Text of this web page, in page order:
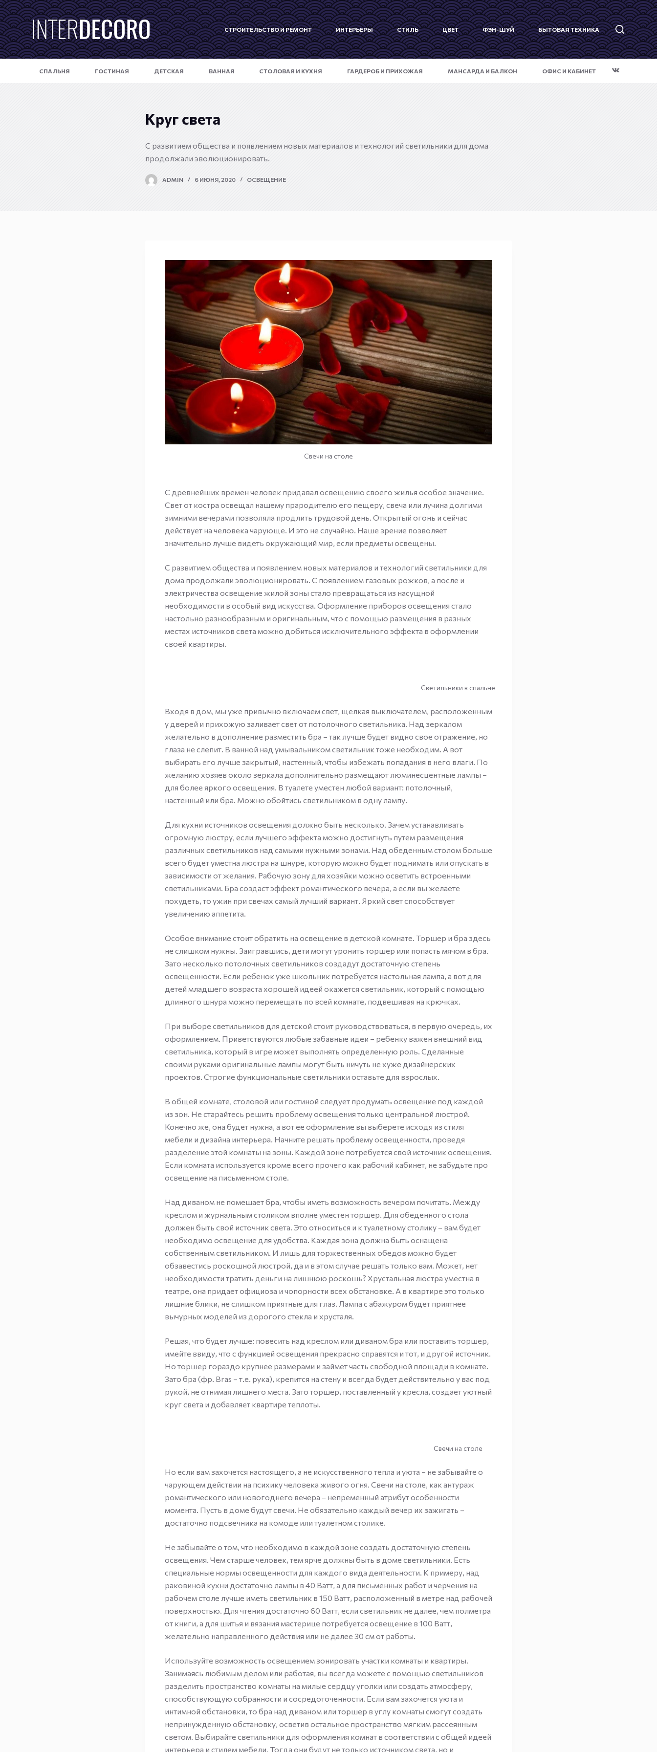
П
е
р
е
й
СТРОИТЕЛЬСТВО И РЕМОНТ ИНТЕРЬЕРЫ СТИЛЬ ЦВЕТ ФЭН-ШУЙ БЫТОВАЯ ТЕХНИКА
СПАЛЬНЯ ГОСТИНАЯ ДЕТСКАЯ ВАННАЯ СТОЛОВАЯ И КУХНЯ ГАРДЕРОБ И ПРИХОЖАЯ МАНСАРДА И БАЛКОН ОФИС И КАБИНЕТ
Круг света
С развитием общества и появлением новых материалов и технологий светильники для дома
продолжали эволюционировать.
ADMIN 6 ИЮНЯ, 2020 ОСВЕЩЕНИЕ
Свечи на столе
С древнейших времен человек придавал освещению своего жилья особое значение.
Свет от костра освещал нашему прародителю его пещеру, свеча или лучина долгими
зимними вечерами позволяла продлить трудовой день. Открытый огонь и сейчас
действует на человека чарующе. И это не случайно. Наше зрение позволяет
значительно лучше видеть окружающий мир, если предметы освещены.
С развитием общества и появлением новых материалов и технологий светильники для
дома продолжали эволюционировать. С появлением газовых рожков, а после и
электричества освещение жилой зоны стало превращаться из насущной
необходимости в особый вид искусства. Оформление приборов освещения стало
настольно разнообразным и оригинальным, что с помощью размещения в разных
местах источников света можно добиться исключительного эффекта в оформлении
своей квартиры.
Светильники в спальне
Входя в дом, мы уже привычно включаем свет, щелкая выключателем, расположенным
у дверей и прихожую заливает свет от потолочного светильника. Над зеркалом
желательно в дополнение разместить бра – так лучше будет видно свое отражение, но
глаза не слепит. В ванной над умывальником светильник тоже необходим. А вот
выбирать его лучше закрытый, настенный, чтобы избежать попадания в него влаги. По
желанию хозяев около зеркала дополнительно размещают люминесцентные лампы –
для более яркого освещения. В туалете уместен любой вариант: потолочный,
настенный или бра. Можно обойтись светильником в одну лампу.
Для кухни источников освещения должно быть несколько. Зачем устанавливать
огромную люстру, если лучшего эффекта можно достигнуть путем размещения
различных светильников над самыми нужными зонами. Над обеденным столом больше
всего будет уместна люстра на шнуре, которую можно будет поднимать или опускать в
зависимости от желания. Рабочую зону для хозяйки можно осветить встроенными
светильниками. Бра создаст эффект романтического вечера, а если вы желаете
похудеть, то ужин при свечах самый лучший вариант. Яркий свет способствует
увеличению аппетита.
Особое внимание стоит обратить на освещение в детской комнате. Торшер и бра здесь
не слишком нужны. Заигравшись, дети могут уронить торшер или попасть мячом в бра.
Зато несколько потолочных светильников создадут достаточную степень
освещенности. Если ребенок уже школьник потребуется настольная лампа, а вот для
детей младшего возраста хорошей идеей окажется светильник, который с помощью
длинного шнура можно перемещать по всей комнате, подвешивая на крючках.
При выборе светильников для детской стоит руководствоваться, в первую очередь, их
оформлением. Приветствуются любые забавные идеи – ребенку важен внешний вид
светильника, который в игре может выполнять определенную роль. Сделанные
своими руками оригинальные лампы могут быть ничуть не хуже дизайнерских
проектов. Строгие функциональные светильники оставьте для взрослых.
В общей комнате, столовой или гостиной следует продумать освещение под каждой
из зон. Не старайтесь решить проблему освещения только центральной люстрой.
Конечно же, она будет нужна, а вот ее оформление вы выберете исходя из стиля
мебели и дизайна интерьера. Начните решать проблему освещенности, проведя
разделение этой комнаты на зоны. Каждой зоне потребуется свой источник освещения.
Если комната используется кроме всего прочего как рабочий кабинет, не забудьте про
освещение на письменном столе.
Над диваном не помешает бра, чтобы иметь возможность вечером почитать. Между
креслом и журнальным столиком вполне уместен торшер. Для обеденного стола
должен быть свой источник света. Это относиться и к туалетному столику – вам будет
необходимо освещение для удобства. Каждая зона должна быть оснащена
собственным светильником. И лишь для торжественных обедов можно будет
обзавестись роскошной люстрой, да и в этом случае решать только вам. Может, нет
необходимости тратить деньги на лишнюю роскошь? Хрустальная люстра уместна в
театре, она придает официоза и чопорности всех обстановке. А в квартире это только
лишние блики, не слишком приятные для глаз. Лампа с абажуром будет приятнее
вычурных моделей из дорогого стекла и хрусталя.
Решая, что будет лучше: повесить над креслом или диваном бра или поставить торшер,
имейте ввиду, что с функцией освещения прекрасно справятся и тот, и другой источник.
Но торшер гораздо крупнее размерами и займет часть свободной площади в комнате.
Зато бра (фр. Bras – т.е. рука), крепится на стену и всегда будет действительно у вас под
рукой, не отнимая лишнего места. Зато торшер, поставленный у кресла, создает уютный
круг света и добавляет квартире теплоты.
Свечи на столе
Но если вам захочется настоящего, а не искусственного тепла и уюта – не забывайте о
чарующем действии на психику человека живого огня. Свечи на столе, как антураж
романтического или новогоднего вечера – непременный атрибут особенности
момента. Пусть в доме будут свечи. Не обязательно каждый вечер их зажигать –
достаточно подсвечника на комоде или туалетном столике.
Не забывайте о том, что необходимо в каждой зоне создать достаточную степень
освещения. Чем старше человек, тем ярче должны быть в доме светильники. Есть
специальные нормы освещенности для каждого вида деятельности. К примеру, над
раковиной кухни достаточно лампы в 40 Ватт, а для письменных работ и черчения на
рабочем столе лучше иметь светильник в 150 Ватт, расположенный в метре над рабочей
поверхностью. Для чтения достаточно 60 Ватт, если светильник не далее, чем полметра
от книги, а для шитья и вязания мастерице потребуется освещение в 100 Ватт,
желательно направленного действия или не далее 30 см от работы.
Используйте возможность освещением зонировать участки комнаты и квартиры.
Занимаясь любимым делом или работая, вы всегда можете с помощью светильников
разделить пространство комнаты на милые сердцу уголки или создать атмосферу,
способствующую собранности и сосредоточенности. Если вам захочется уюта и
интимной обстановки, то бра над диваном или торшер в углу комнаты смогут создать
непринужденную обстановку, осветив остальное пространство мягким рассеянным
светом. Выбирайте светильники для оформления комнат в соответствии с общей идеей
интерьера и стилем мебели. Тогда они будут не только источником света, но и